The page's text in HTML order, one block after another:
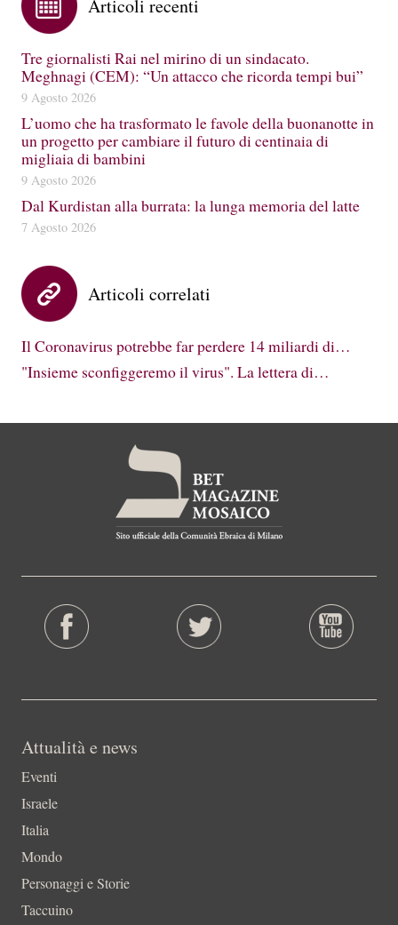
Articoli recenti
Tre giornalisti Rai nel mirino di un sindacato.
Meghnagi (CEM): “Un attacco che ricorda tempi bui”
9 Agosto 2026
L’uomo che ha trasformato le favole della buonanotte in
un progetto per cambiare il futuro di centinaia di
migliaia di bambini
9 Agosto 2026
Dal Kurdistan alla burrata: la lunga memoria del latte
7 Agosto 2026
Articoli correlati
Il Coronavirus potrebbe far perdere 14 miliardi di…
"Insieme sconfiggeremo il virus". La lettera di…
Attualità e news
Eventi
Israele
Italia
Mondo
Personaggi e Storie
Taccuino